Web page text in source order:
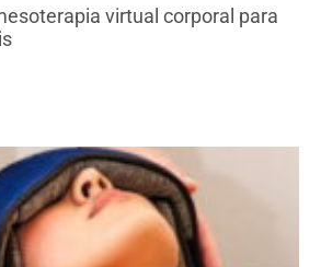
virtual corporal para